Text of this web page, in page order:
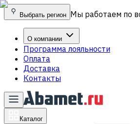
Выбрать регион Мы работаем по
О компании
Программа лояльности
Оплата
Доставка
Контакты
Каталог